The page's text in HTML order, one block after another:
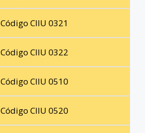
Código CIIU 0321
Código CIIU 0322
Código CIIU 0510
Código CIIU 0520